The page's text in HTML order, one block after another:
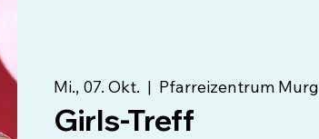
Mi., 07. Okt.
  |
Pfarreizentrum Murg
Girls-Treff